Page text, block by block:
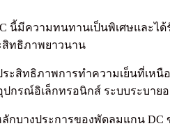
นี้มีความทนทานเป็นพิเศษและไ
สิทธิภาพยาวนาน
สิทธิภาพการทำความเย็นที่เหนือ
ปกรณ์อิเล็กทรอนิกส์ ระบบระบาย
ลักบางประการของพัดลมแกน DC